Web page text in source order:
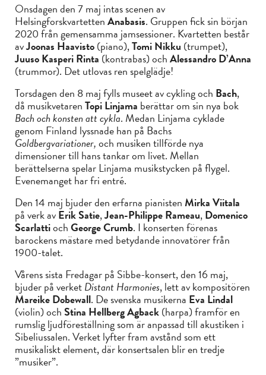
Onsdagen den 7 maj intas scenen av
HelsingforskvartettenAnabasis. Gruppen fick sin början
2020 från gemensamma jamsessioner. Kvartetten består
avJoonas Haavisto(piano),Tomi Nikku (trumpet),
Juuso Kasperi Rinta (kontrabas) ochAlessandro D’Anna
(trummor). Det utlovas ren spelglädje!
Torsdagen den 8 maj fylls museet av cykling och Bach,
då musikvetarenTopi Linjama berättar om sin nya bok
Bach och konsten att cykla. Medan Linjama cyklade
genom Finland lyssnade han på Bachs
Goldbergvariationer,och musiken tillförde nya
dimensioner till hans tankar om livet. Mellan
berättelserna spelar Linjama musikstycken på flygel.
Evenemanget har fri entré.
Den 14 maj bjuder den erfarna pianistenMirka Viitala
på verk avErik Satie,Jean-Philippe Rameau,Domenico
ScarlattiochGeorge Crumb. I konserten förenas
barockens mästare med betydande innovatörer från
1900-talet.
Vårens sista Fredagar på Sibbe-konsert, den 16 maj,
bjuder på verketDistant Harmonies, lett av kompositören
Mareike Dobewall. De svenska musikerna Eva Lindal
(violin) ochStina Hellberg Agback(harpa) framför en
rumslig ljudföreställning som är anpassad till akustiken i
Sibeliussalen. Verket lyfter fram avstånd som ett
musikaliskt element, där konsertsalen blir en tredje
”musiker”.